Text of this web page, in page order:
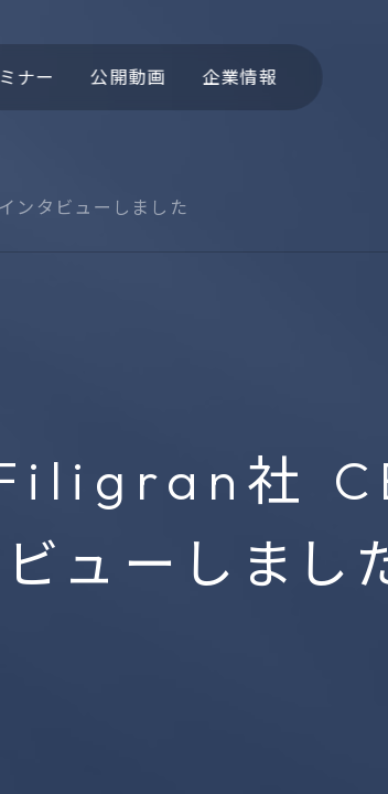
VoyagerLabs
ナー 公開動画 企業情報
ンタビューしました
ューしまし